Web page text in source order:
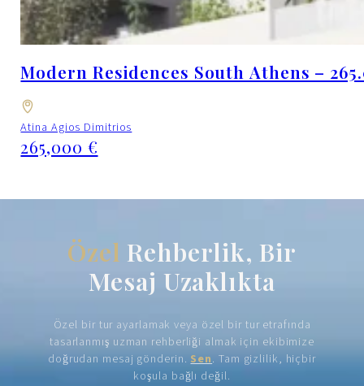
Modern Residences South Athens –
Atina Agios Dimitrios
265,000 €
Özel Rehberlik, Bir
Mesaj Uzaklıkta
Özel bir tur ayarlamak veya özel bir tur etrafında
tasarlanmış uzman rehberliği almak için ekibimize
doğrudan mesaj gönderin.Sen. Tam gizlilik, hiçbir
koşula bağlı değil.